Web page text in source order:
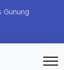
Gunung